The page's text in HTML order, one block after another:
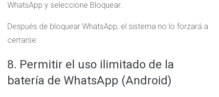
WhatsApp y seleccione Bloquear.
Después de bloquear WhatsApp, el sistema no lo forzará a
cerrarse.
8. Permitir el uso ilimitado de la
batería de WhatsApp (Android)